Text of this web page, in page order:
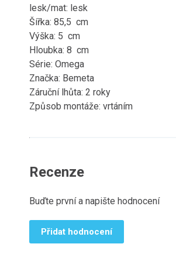
lesk/mat: lesk
Šířka: 85,5 cm
Výška: 5 cm
Hloubka: 8 cm
Série: Omega
Značka: Bemeta
Záruční lhůta: 2 roky
Způsob montáže: vrtáním
Recenze
Buďte první a napište hodnocení
Přidat hodnocení